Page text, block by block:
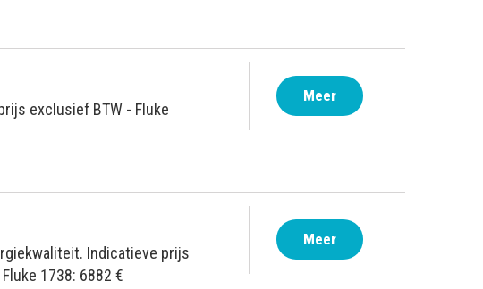
exclusief BTW - Fluke
Meer
Indicatieve prijs
1738: 6882 €
Meer